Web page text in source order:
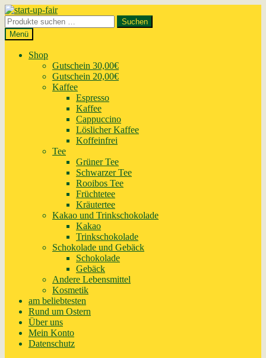
Zur
Navigation
springen
Zum
Inhalt
springen
Suchen
nach:
Suchen
Menü
Shop
Gutschein 30,00€
Gutschein 20,00€
Kaffee
Espresso
Kaffee
Cappuccino
Löslicher Kaffee
Koffeinfrei
Tee
Grüner Tee
Schwarzer Tee
Rooibos Tee
Früchtetee
Kräutertee
Kakao und Trinkschokolade
Kakao
Trinkschokolade
Schokolade und Gebäck
Schokolade
Gebäck
Andere Lebensmittel
Kosmetik
am beliebtesten
Rund um Ostern
Über uns
Mein Konto
Datenschutz